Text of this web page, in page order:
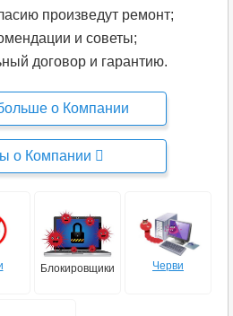
произведут ремонт;
и советы;
договор и гарантию.
о Компании
о Компании
Блокировщики Черви